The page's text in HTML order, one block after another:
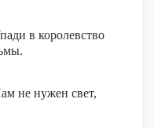
в королевство
не нужен свет,